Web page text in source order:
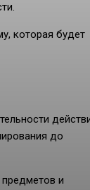
которая будет
до
и